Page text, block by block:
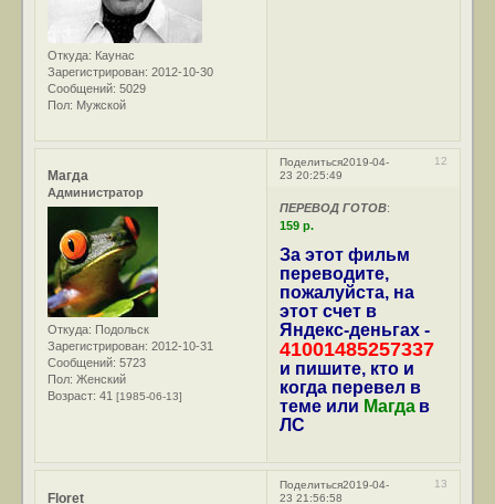
Откуда: Каунас
Зарегистрирован: 2012-10-30
Сообщений: 5029
Пол: Мужской
Поделиться 12
2019-04-
23 20:25:49
Магда
Администратор
Откуда: Подольск
Зарегистрирован: 2012-10-31
Сообщений: 5723
Пол: Женский
Возраст: 41[1985-06-13]
ПЕРЕВОД ГОТОВ:
159 р.
За этот фильм
переводите,
пожалуйста, на
этот счет в
Яндекс-деньгах -
41001485257337
и пишите, кто и
когда перевел в
теме или Магда в
ЛС
Поделиться 13
2019-04-
23 21:56:58
Floret